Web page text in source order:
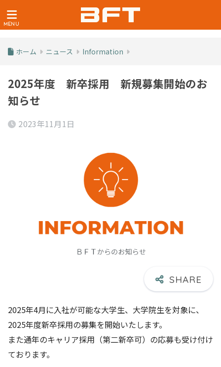
ホーム ニュース Information
2025年度 新卒採用 新規募集開始のお
知らせ
2023年11月1日
2025年4月に入社が可能な大学生、大学院生を対象に、
2025年度新卒採用の募集を開始いたします。
また通年のキャリア採用（第二新卒可）の応募も受け付け
ております。